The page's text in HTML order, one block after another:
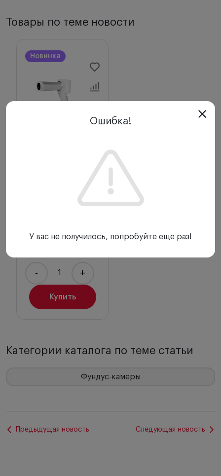
Товары по теме новости
Новинка
Отзывы (0)
MiiS Horus Scope
Miis
Купить
- +
Категории каталога по теме статьи
Фундус-камеры
Предыдущая новость Следующая новость
Ошибка!
У вас не получилось, попробуйте еще раз!